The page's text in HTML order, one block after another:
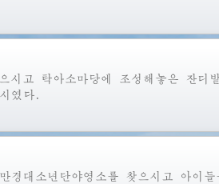
시고 탁아소마당에 조성해놓은 잔디
였다.
경대소년단야영소를 찾으시고 아이